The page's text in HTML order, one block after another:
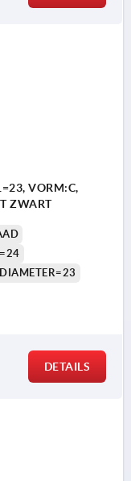
VORM:C,
ZWART
DETAILS